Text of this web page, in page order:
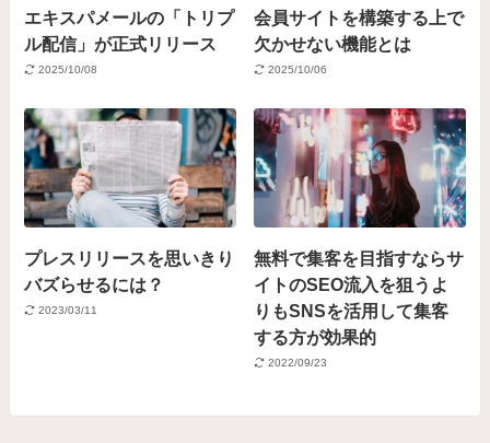
エキスパメールの「トリプ
ル配信」が正式リリース
2025/10/08
会員サイトを構築する上で
欠かせない機能とは
2025/10/06
プレスリリースを思いきり
バズらせるには？
2023/03/11
無料で集客を目指すならサ
イトのSEO流入を狙うよ
りもSNSを活用して集客
する方が効果的
2022/09/23